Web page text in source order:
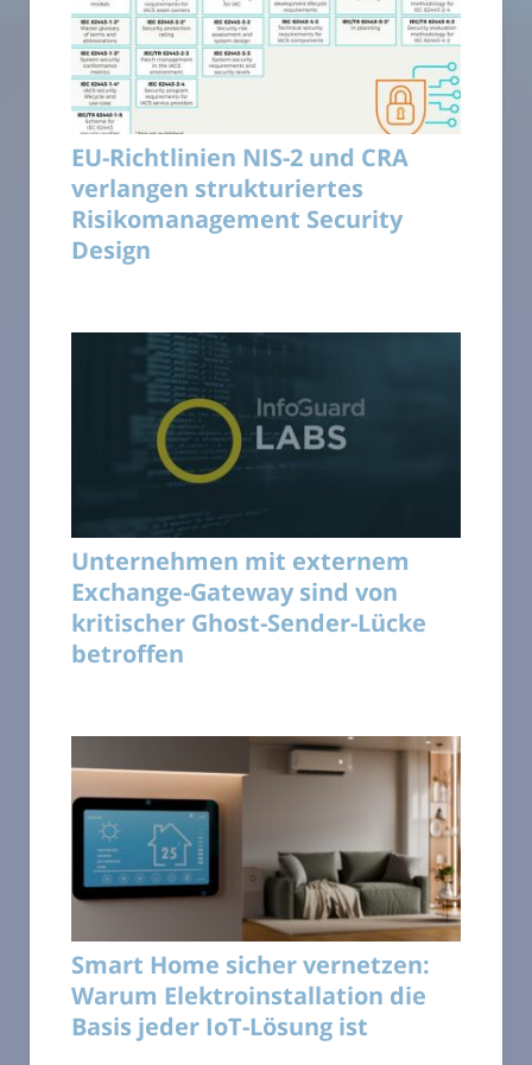
EU-Richtlinien NIS-2 und CRA
verlangen strukturiertes
Risikomanagement Security
Design
Unternehmen mit externem
Exchange-Gateway sind von
kritischer Ghost-Sender-Lücke
betroffen
Smart Home sicher vernetzen:
Warum Elektroinstallation die
Basis jeder IoT-Lösung ist